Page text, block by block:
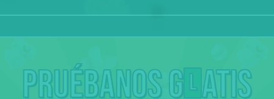
Pruébanos g L atis